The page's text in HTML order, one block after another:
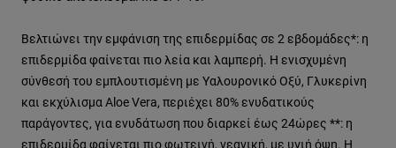
Βελτιώνει την εμφάνιση της επιδερμίδας σε 2 εβδομάδες*: η
επιδερμίδα φαίνεται πιο λεία και λαμπερή. Η ενισχυμένη
σύνθεσή του εμπλουτισμένη με Υαλουρονικό Οξύ, Γλυκερίνη
και εκχύλισμα Aloe Vera, περιέχει 80% ενυδατικούς
παράγοντες, για ενυδάτωση που διαρκεί έως 24ώρες **: η
επιδερμίδα φαίνεται πιο φωτεινή, νεανική, με υγιή όψη. Η